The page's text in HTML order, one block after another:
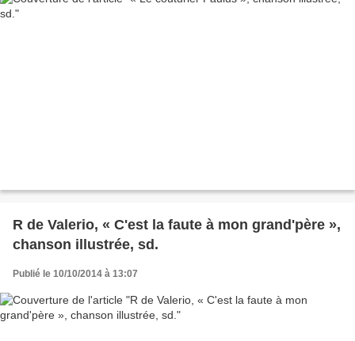
R de Valerio, « C'est la faute à mon grand'père »,
chanson illustrée, sd.
Publié le 10/10/2014 à 13:07